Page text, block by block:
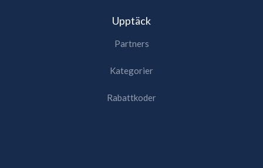
Upptäck
Partners
Kategorier
Rabattkoder